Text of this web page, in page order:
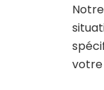
votre